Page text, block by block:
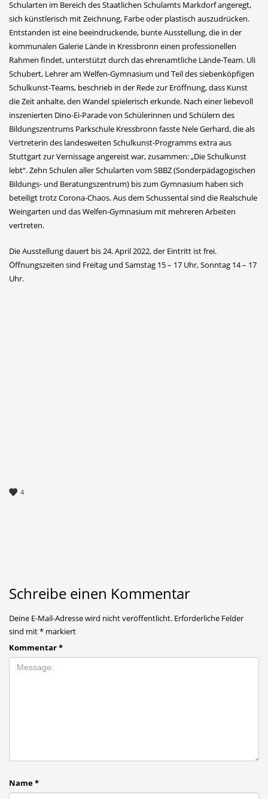
Schularten im Bereich des Staatlichen Schulamts Markdorf angeregt,
sich künstlerisch mit Zeichnung, Farbe oder plastisch auszudrücken.
Entstanden ist eine beeindruckende, bunte Ausstellung, die in der
kommunalen Galerie Lände in Kressbronn einen professionellen
Rahmen findet, unterstützt durch das ehrenamtliche Lände-Team. Uli
Schubert, Lehrer am Welfen-Gymnasium und Teil des siebenköpfigen
Schulkunst-Teams, beschrieb in der Rede zur Eröffnung, dass Kunst
die Zeit anhalte, den Wandel spielerisch erkunde. Nach einer liebevoll
inszenierten Dino-Ei-Parade von Schülerinnen und Schülern des
Bildungszentrums Parkschule Kressbronn fasste Nele Gerhard, die als
Vertreterin des landesweiten Schulkunst-Programms extra aus
Stuttgart zur Vernissage angereist war, zusammen: „Die Schulkunst
lebt“. Zehn Schulen aller Schularten vom SBBZ (Sonderpädagogischen
Bildungs- und Beratungszentrum) bis zum Gymnasium haben sich
beteiligt trotz Corona-Chaos. Aus dem Schussental sind die Realschule
Weingarten und das Welfen-Gymnasium mit mehreren Arbeiten
vertreten.
Die Ausstellung dauert bis 24. April 2022, der Eintritt ist frei.
Öffnungszeiten sind Freitag und Samstag 15 – 17 Uhr, Sonntag 14 – 17
Uhr.
4
Schreibe einen Kommentar
Deine E-Mail-Adresse wird nicht veröffentlicht. Erforderliche Felder
sind mit* markiert
Kommentar*
Name*